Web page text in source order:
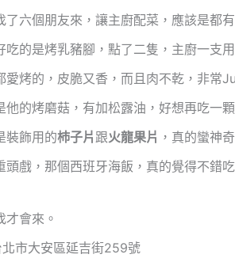
了六個朋友來，讓主廚配菜，應該是都
吃的是烤乳豬腳，點了二隻，主廚一支
愛烤的，皮脆又香，而且肉不乾，非常
他的烤磨菇，有加松露油，好想再吃一顆
裝飾用的杮子片 跟火龍果片 ，真的蠻神
頭戲，那個西班牙海飯，真的覺得不錯
才會來。
北市大安區延吉街259號